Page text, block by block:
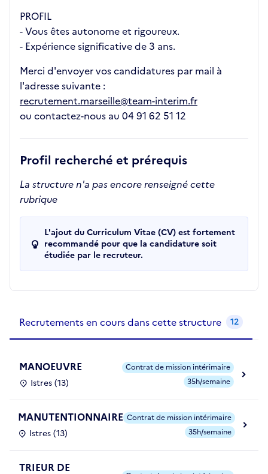
PROFIL
- Vous êtes autonome et rigoureux.
- Expérience significative de 3 ans.
Merci d'envoyer vos candidatures par mail à
l'adresse suivante :
recrutement.marseille@team-interim.fr
ou contactez-nous au 04 91 62 51 12
Profil recherché et prérequis
La structure n'a pas encore renseigné cette
rubrique
L'ajout du Curriculum Vitae (CV) est fortement
recommandé pour que la candidature soit
étudiée par le recruteur.
Recrutements en cours dans cette structure 12
MANOEUVRE
Istres (13)
Contrat de mission intérimaire
35h/semaine
MANUTENTIONNAIRE
Istres (13)
Contrat de mission intérimaire
35h/semaine
TRIEUR DE